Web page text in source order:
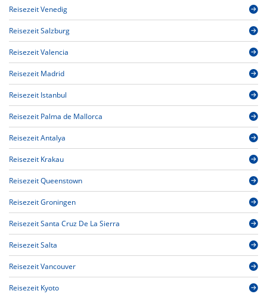
Reisezeit Venedig
Reisezeit Salzburg
Reisezeit Valencia
Reisezeit Madrid
Reisezeit Istanbul
Reisezeit Palma de Mallorca
Reisezeit Antalya
Reisezeit Krakau
Reisezeit Queenstown
Reisezeit Groningen
Reisezeit Santa Cruz De La Sierra
Reisezeit Salta
Reisezeit Vancouver
Reisezeit Kyoto